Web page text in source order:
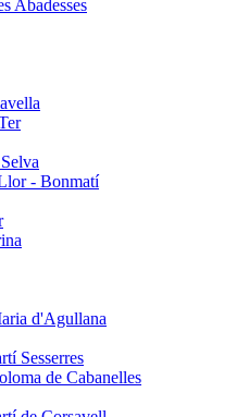
Abadesses
- Bonmatí
d'Agullana
Sesserres
de Cabanelles